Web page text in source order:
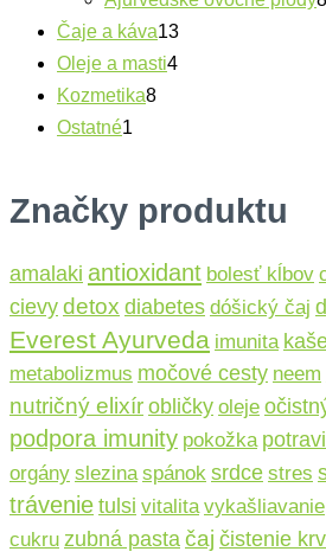
f
Čaje a káva13
Oleje a masti4
Kozmetika8
Ostatné1
Značky produktu
amalaki antioxidant bolesť kĺbov
cievy detox diabetes dóšický čaj
Everest Ayurveda imunita
metabolizmus močové cesty neem
nutričný elixír obličky oleje
podpora imunity pokožka
orgány slezina spánok srdce stres
trávenie tulsi vitalita vykašliavanie
cukru zubná pasta čaj čistenie